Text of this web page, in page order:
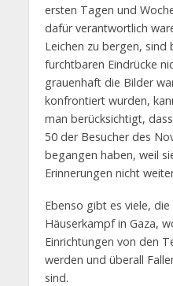
ersten Tagen und
dafür verantwortlich
Leichen zu bergen, sind
furchtbaren Eindrücke
grauenhaft die Bilder
konfrontiert wurden,
man berücksichtigt,
50 der Besucher des
begangen haben, weil
Erinnerungen nicht
Ebenso gibt es viele,
Häuserkampf in Gaza,
Einrichtungen von den
werden und überall
sind.